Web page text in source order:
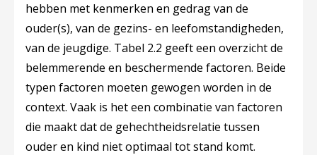
hebben met kenmerken en gedrag van de
ouder(s), van de gezins- en leefomstandigheden,
van de jeugdige. Tabel 2.2 geeft een overzicht de
belemmerende en beschermende factoren. Beide
typen factoren moeten gewogen worden in de
context. Vaak is het een combinatie van factoren
die maakt dat de gehechtheidsrelatie tussen
ouder en kind niet optimaal tot stand komt.